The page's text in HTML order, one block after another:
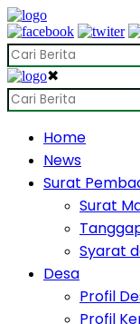
✖
Home
News
Surat
Surat
Syarat
Desa
Profil
Profil